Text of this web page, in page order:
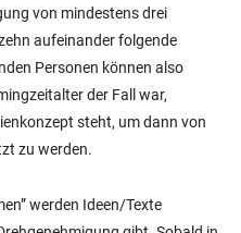
von mindestens drei
aufeinander folgende
Personen können also
der Fall war,
steht, um dann von
zu werden.
werden Ideen/Texte